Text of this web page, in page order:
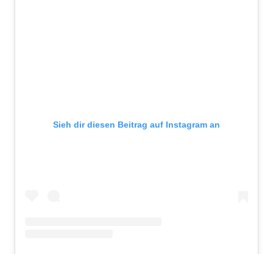
Sieh dir diesen Beitrag auf Instagram an